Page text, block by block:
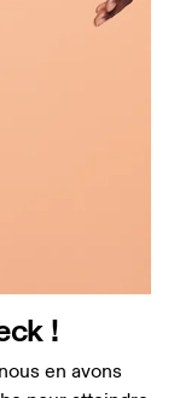
!
en avons